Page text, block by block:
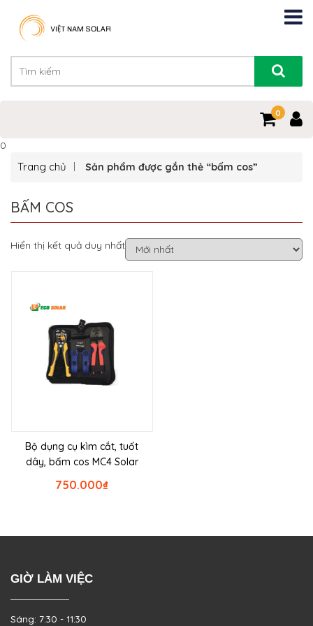
0
0
Trang chủ Sản phẩm được gắn thẻ “bấm cos”
BẤM COS
Hiển thị kết quả duy nhất
Bộ dụng cụ kìm cắt, tuốt
dây, bấm cos MC4 Solar
₫
750.000
GIỜ LÀM VIỆC
Sáng: 7:30 - 11:30